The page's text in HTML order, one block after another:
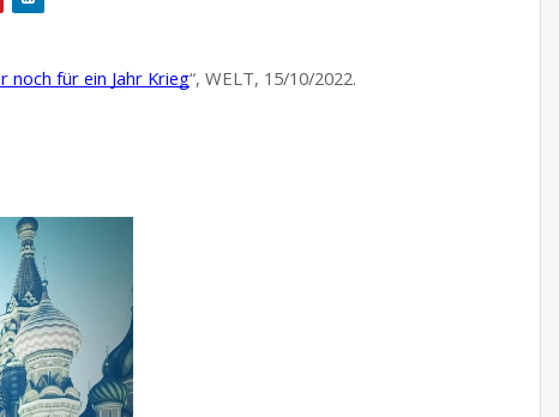
noch für ein Jahr Krieg“, WELT, 15/10/2022.